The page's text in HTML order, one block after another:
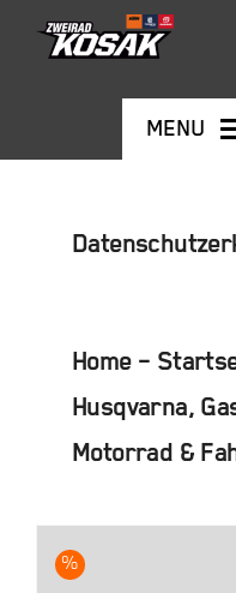
MENU
E-BIKES
KONTAKT
Home –
Husqvarna,
Motorrad &
%